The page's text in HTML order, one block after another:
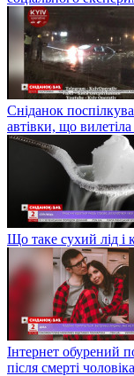
Сніданок
автівки, що
Що таке сухий лід і
Інтернет обурений
після смерті чоловіка